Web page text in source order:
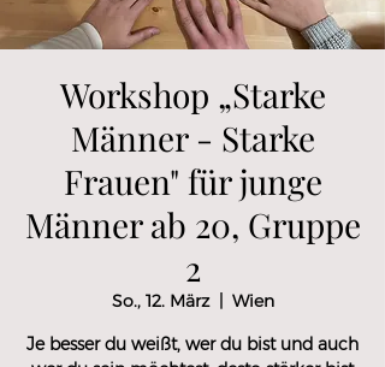
Workshop „Starke
Männer - Starke
Frauen" für junge
Männer ab 20, Gruppe
2
So., 12. März
  |
Wien
Je besser du weißt, wer du bist und auch